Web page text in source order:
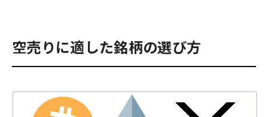
空売りに適した銘柄の選び方